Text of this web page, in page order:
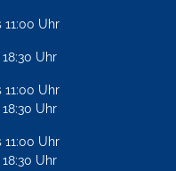
11:00 Uhr
Uhr
11:00 Uhr
Uhr
11:00 Uhr
Uhr